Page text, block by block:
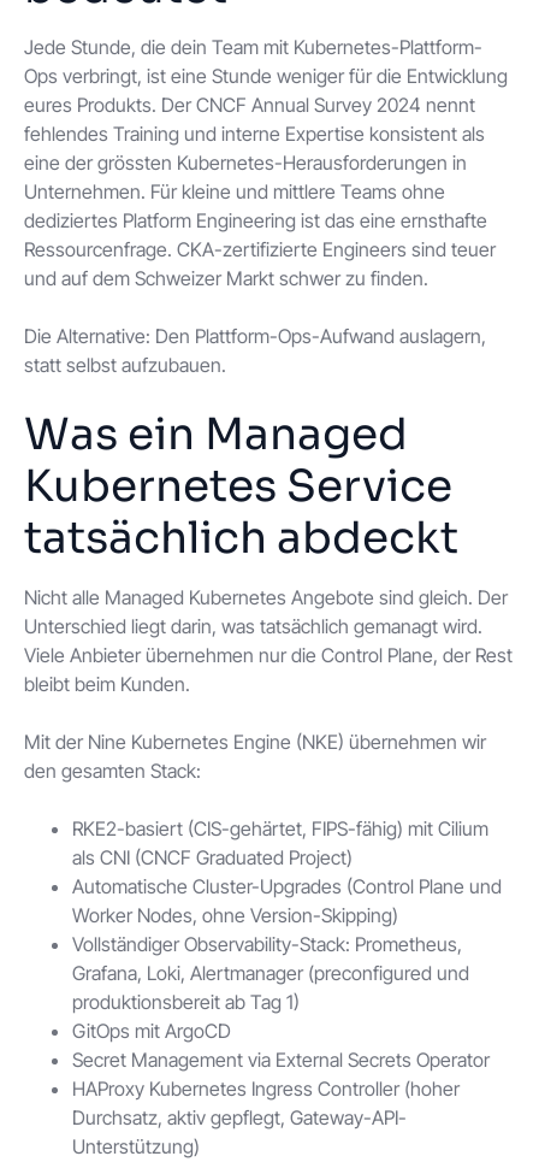
Jede Stunde, die dein Team mit Kubernetes-Plattform-
Ops verbringt, ist eine Stunde weniger für die Entwicklung
eures Produkts. Der CNCF Annual Survey 2024 nennt
fehlendes Training und interne Expertise konsistent als
eine der grössten Kubernetes-Herausforderungen in
Unternehmen. Für kleine und mittlere Teams ohne
dediziertes Platform Engineering ist das eine ernsthafte
Ressourcenfrage. CKA-zertifizierte Engineers sind teuer
und auf dem Schweizer Markt schwer zu finden.
Die Alternative: Den Plattform-Ops-Aufwand auslagern,
statt selbst aufzubauen.
Was ein Managed
Kubernetes Service
tatsächlich abdeckt
Nicht alle Managed Kubernetes Angebote sind gleich. Der
Unterschied liegt darin, was tatsächlich gemanagt wird.
Viele Anbieter übernehmen nur die Control Plane, der Rest
bleibt beim Kunden.
Mit der Nine Kubernetes Engine (NKE) übernehmen wir
den gesamten Stack:
RKE2-basiert (CIS-gehärtet, FIPS-fähig) mit Cilium
als CNI (CNCF Graduated Project)
Automatische Cluster-Upgrades (Control Plane und
Worker Nodes, ohne Version-Skipping)
Vollständiger Observability-Stack: Prometheus,
Grafana, Loki, Alertmanager (preconfigured und
produktionsbereit ab Tag 1)
GitOps mit ArgoCD
Secret Management via External Secrets Operator
HAProxy Kubernetes Ingress Controller (hoher
Durchsatz, aktiv gepflegt, Gateway-API-
Unterstützung)